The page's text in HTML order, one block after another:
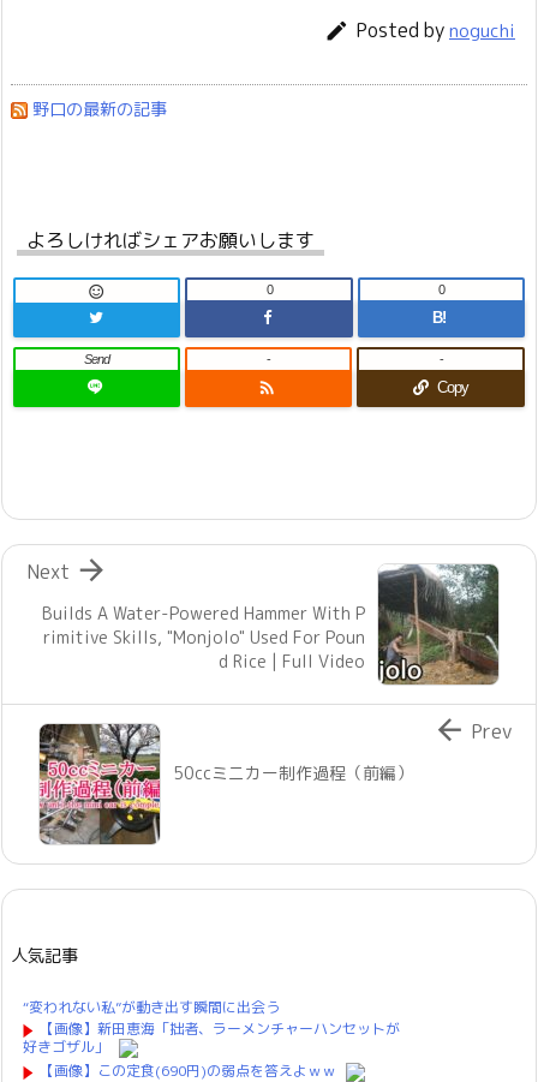
 Posted bynoguchi
野口の最新の記事
よろしければシェアお願いします
 0
B!
0
Send

-
Copy
-
Builds A Water-Powered Hammer With P
rimitive Skills, "Monjolo" Used For Poun
d Rice | Full Video

Next
50ccミニカー制作過程（前編）
 Prev
人気記事
“変われない私”が動き出す瞬間に出会う
【画像】新田恵海「拙者、ラーメンチャーハンセットが
好きゴザル」
【画像】この定食(690円)の弱点を答えよｗｗ